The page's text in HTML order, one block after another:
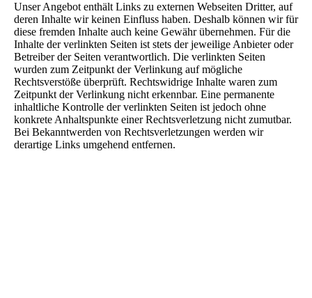
Unser Angebot enthält Links zu externen Webseiten Dritter, auf
deren Inhalte wir keinen Einfluss haben. Deshalb können wir für
diese fremden Inhalte auch keine Gewähr übernehmen. Für die
Inhalte der verlinkten Seiten ist stets der jeweilige Anbieter oder
Betreiber der Seiten verantwortlich. Die verlinkten Seiten
wurden zum Zeitpunkt der Verlinkung auf mögliche
Rechtsverstöße überprüft. Rechtswidrige Inhalte waren zum
Zeitpunkt der Verlinkung nicht erkennbar. Eine permanente
inhaltliche Kontrolle der verlinkten Seiten ist jedoch ohne
konkrete Anhaltspunkte einer Rechtsverletzung nicht zumutbar.
Bei Bekanntwerden von Rechtsverletzungen werden wir
derartige Links umgehend entfernen.